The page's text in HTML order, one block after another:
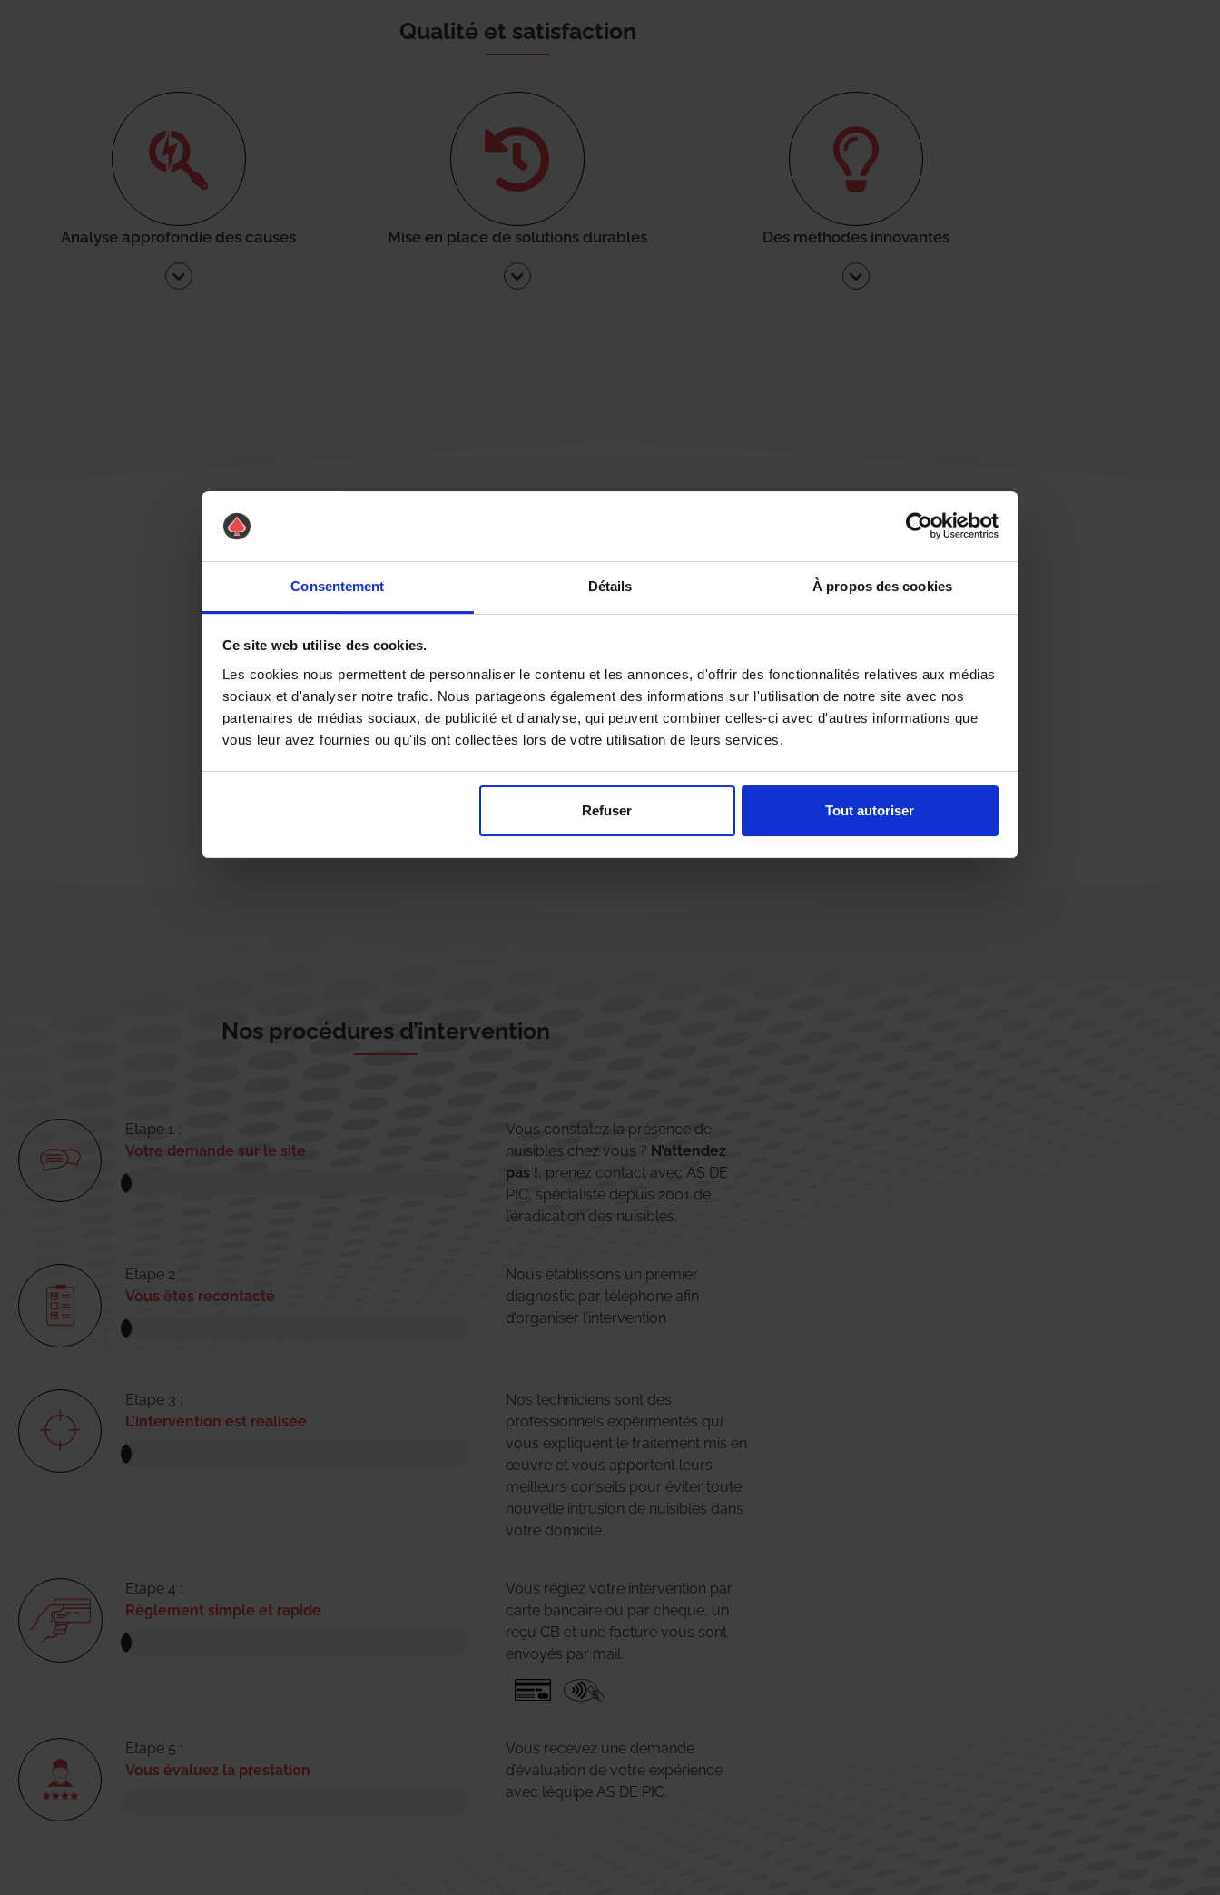
Consentement Détails À propos des cookies
Ce site web utilise des cookies.
Les cookies nous permettent de personnaliser le contenu et les annonces, d'offrir des fonctionnalités relatives aux médias
sociaux et d'analyser notre trafic. Nous partageons également des informations sur l'utilisation de notre site avec nos
partenaires de médias sociaux, de publicité et d'analyse, qui peuvent combiner celles-ci avec d'autres informations que
vous leur avez fournies ou qu'ils ont collectées lors de votre utilisation de leurs services.
Refuser Tout autoriser
Qualité et satisfaction
Analyse approfondie des causes Mise en place de solutions durables Des méthodes innovantes
Une urgence ?
Vous souhaitez être
Nos procédures d’intervention
Etape 1 :
Votre demande sur le site
Vous constatez la présence de
nuisibles chez vous ? N’attendez
pas !, prenez contact avec AS DE
PIC, spécialiste depuis 2001 de
l’éradication des nuisibles.
Etape 2 :
Vous êtes recontacté
Nous établissons un premier
diagnostic par téléphone afin
d’organiser l’intervention
Etape 3 :
L'intervention est réalisée
Nos techniciens sont des
professionnels expérimentés qui
vous expliquent le traitement mis en
œuvre et vous apportent leurs
meilleurs conseils pour éviter toute
nouvelle intrusion de nuisibles dans
votre domicile.
Etape 4 :
Règlement simple et rapide
Vous réglez votre intervention par
carte bancaire ou par chèque, un
reçu CB et une facture vous sont
envoyés par mail.
Etape 5 :
Vous évaluez la prestation
Vous recevez une demande
d’évaluation de votre expérience
avec l’équipe AS DE PIC.